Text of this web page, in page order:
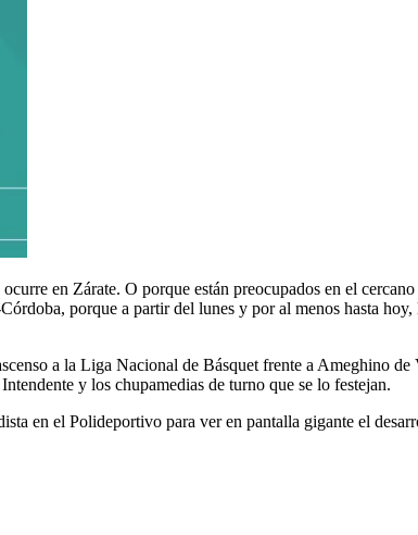
en Zárate. O porque están preocupados en el
porque a partir del lunes y por al menos hasta
a la Liga Nacional de Básquet frente a Ameghino
y los chupamedias de turno que se lo festejan.
en el Polideportivo para ver en pantalla gigante el